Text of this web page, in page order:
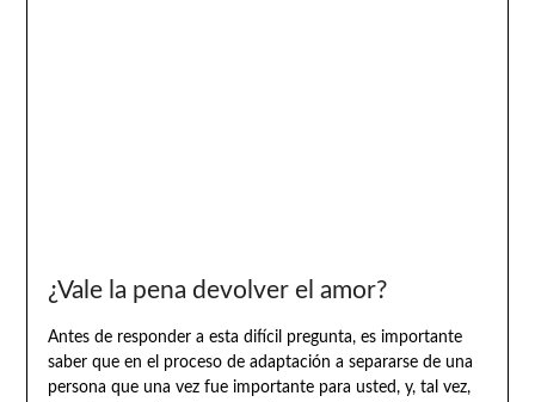
¿Vale la pena devolver el amor?
Antes de responder a esta difícil pregunta, es importante
saber que en el proceso de adaptación a separarse de una
persona que una vez fue importante para usted, y, tal vez,